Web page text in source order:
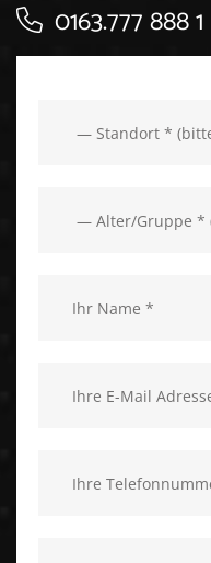
0163.777 888 1